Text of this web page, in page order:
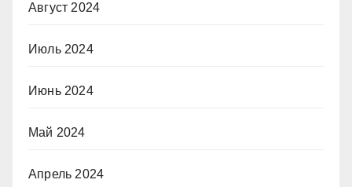
Август 2024
Июль 2024
Июнь 2024
Май 2024
Апрель 2024